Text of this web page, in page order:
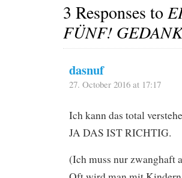
3 Responses to
FÜNF!
dasnuf
27. October 2016 at 17:17
Ich kann das total
JA DAS IST RICHTIG.
(Ich muss nur zwanghaft